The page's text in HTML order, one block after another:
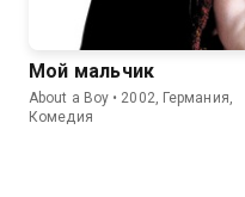
Мой мальчик
About a Boy • 2002, Германия,
Комедия